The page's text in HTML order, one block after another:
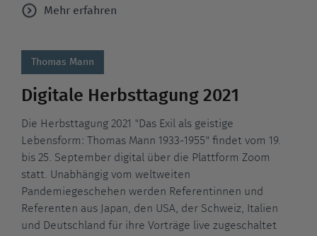
Mehr erfahren
Thomas Mann
Digitale Herbsttagung 2021
Die Herbsttagung 2021 "Das Exil als geistige
Lebensform: Thomas Mann 1933-1955" findet vom 19.
bis 25. September digital über die Plattform Zoom
statt. Unabhängig vom weltweiten
Pandemiegeschehen werden Referentinnen und
Referenten aus Japan, den USA, der Schweiz, Italien
und Deutschland für ihre Vorträge live zugeschaltet